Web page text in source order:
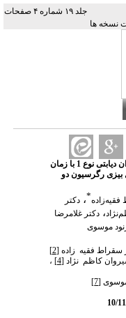
جلد ۱۹ شماره ۴ صفحات
نسخه ها
بررسی عوامل مؤثر بر رتینوپاتی در بیماران دیابتی نوع 1 با زمان
تحلیل بیزی رگرسیون دو
*، دکتر
، دکتر غلامرضا
موسوی
سقراط فقیه ­ زاده [2]
کاظم ­ نژاد [4]
،
موسوی [7]